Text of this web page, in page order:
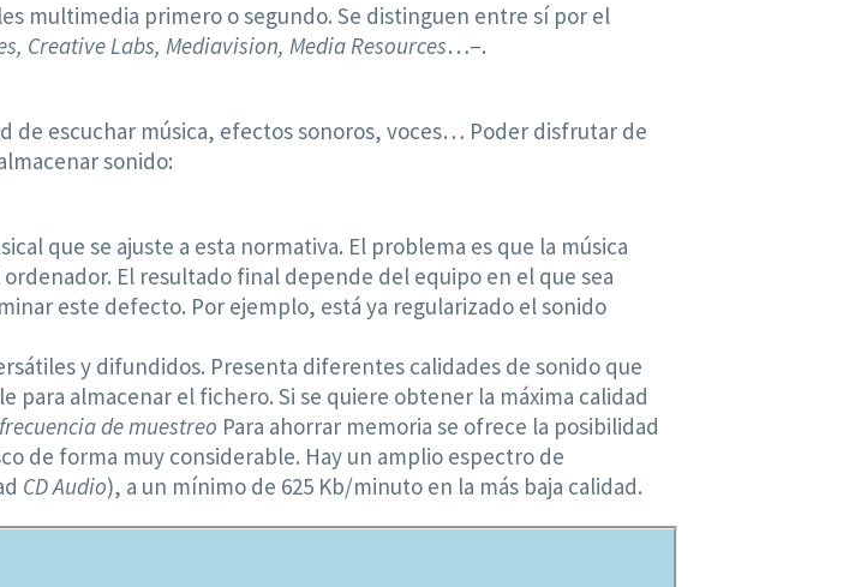
multimedia primero o segundo. Se distinguen entre sí por el
Creative Labs, Mediavision, Media Resources…–.
de escuchar música, efectos sonoros, voces… Poder disfrutar de
sonido:
que se ajuste a esta normativa. El problema es que la música
El resultado final depende del equipo en el que sea
este defecto. Por ejemplo, está ya regularizado el sonido
y difundidos. Presenta diferentes calidades de sonido que
para almacenar el fichero. Si se quiere obtener la máxima calidad
frecuencia de muestreo Para ahorrar memoria se ofrece la posibilidad
de forma muy considerable. Hay un amplio espectro de
CD Audio), a un mínimo de 625 Kb/minuto en la más baja calidad.